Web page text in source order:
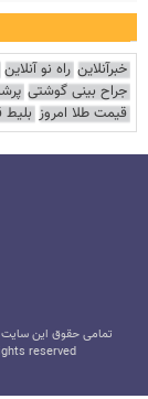
خبرآنلاین راه نو آنلاین
جراح بینی گوشتی
قیمت طلا امروز بلیط
تمامی حقوق این سایت
reserved